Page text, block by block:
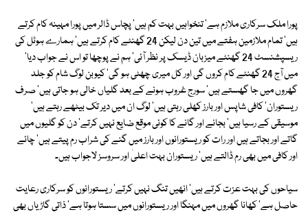
پورا ملک سرکاری ملازم ہے' تنخواہیں بہت کم ہیں' پچاس ڈالر میں پورا مہینہ کام کرتے
ہیں' تمام ملازمین ہفتے میں تین دن لیکن 24 گھنٹے کام کرتے ہیں' ہمارے ہوٹل کی
ریسپشنسٹ 24 گھنٹے میزبان ڈیسک پر نظر آئی' ہم نے پوچھا تو اس نے جواب دیا'
میں آج 24 گھنٹے کام کروں گی اور کل میری چھٹی ہو گی' کیوبن لوگ شام کو جلد
گھروں میں جا گھستے ہیں' سورج غروب ہونے کے بعد گلیاں خالی ہو جاتی ہیں' صرف
ریستوران' کافی شاپس اور بارز کھلی رہتی ہیں' لوگ ان میں دیر تک بیٹھے رہتے ہیں'
موسیقی کے رسیا ہیں' بجانے اور گانے کا کوئی موقع ضایع نہیں کرتے' دن کو گلیوں میں
گاتے اور بجاتے ہیں اور رات کو ریستورانوں اور بارز میں گنے کی شراب رم پیتے ہیں' چائے
اور کافی میں بھی رم ڈالتے ہیں' ریستوران بہت اعلیٰ اور سروسز لاجواب ہیں۔
سیاحوں کی بہت عزت کرتے ہیں' انھیں تنگ نہیں کرتے' ریستورانوں کو سرکاری رعایت
حاصل ہے' کھانا گھروں میں مہنگا اور ریستورانوں میں سستا ہوتا ہے' ذاتی گاڑیاں بھی